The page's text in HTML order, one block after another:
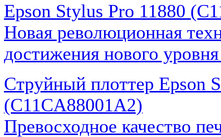
Epson Stylus Pro 11880
Новая революционная
достижения нового
Струйный плоттер Epson
(C11CA88001A2)
Превосходное качество